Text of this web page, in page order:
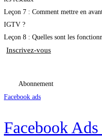
Leçon 7 : Comment mettre en
IGTV ?
Leçon 8 : Quelles sont les
Inscrivez-vous
Abonnement
Facebook ads
Facebook Ads